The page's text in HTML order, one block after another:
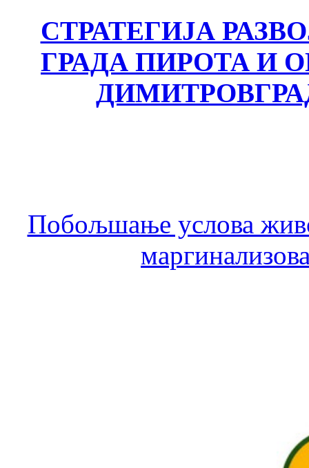
СТРАТЕГИЈА
ГРАДА ПИРОТА И
Побољшање услова